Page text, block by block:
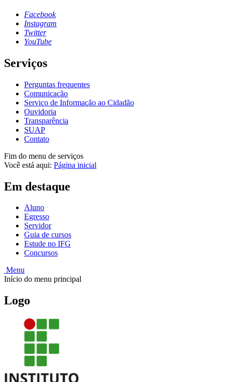
Facebook
Instagram
Twitter
YouTube
Serviços
Perguntas frequentes
Comunicação
Serviço de Informação ao Cidadão
Ouvidoria
Transparência
SUAP
Contato
Fim do menu de serviços
Você está aqui: Página inicial
Em destaque
Aluno
Egresso
Servidor
Guia de cursos
Estude no IFG
Concursos
Menu
Início do menu principal
Logo